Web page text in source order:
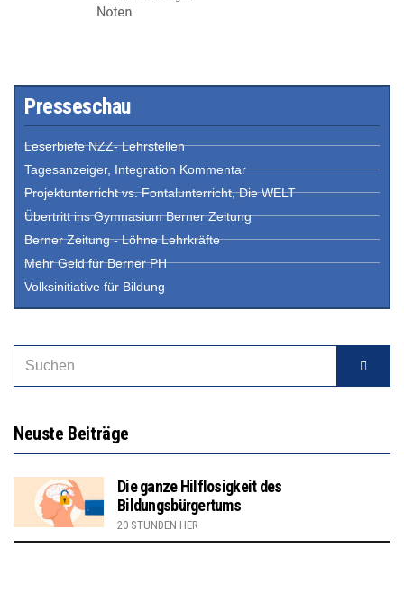
Presseschau
Leserbiefe NZZ- Lehrstellen
Tagesanzeiger, Integration Kommentar
Projektunterricht vs. Fontalunterricht, Die WELT
Übertritt ins Gymnasium Berner Zeitung
Berner Zeitung - Löhne Lehrkräfte
Mehr Geld für Berner PH
Volksinitiative für Bildung
Neuste Beiträge
Die ganze Hilflosigkeit des
Bildungsbürgertums
20 STUNDEN HER